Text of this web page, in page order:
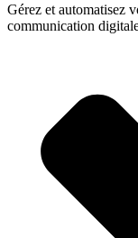
Gérez et automatisez
communication